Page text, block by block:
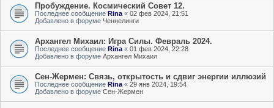
Пробуждение. Космический Совет 12.
Последнее сообщение Rina « 02 фев 2024, 21:51
Добавлено в форуме Ченнелинги
Архангел Михаил: Игра Силы. Февраль 2024.
Последнее сообщение Rina « 01 фев 2024, 22:28
Добавлено в форуме Архангел Михаил
Сен-Жермен: Связь, открытость и сдвиг энергии иллюзий
Последнее сообщение Rina « 29 янв 2024, 19:54
Добавлено в форуме Сен-Жермен